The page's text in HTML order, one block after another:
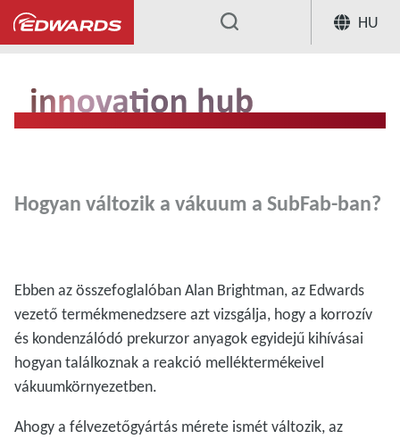
HU
...
Hogyan változik a vákuum a SubFab-ban?
Ebben az összefoglalóban Alan Brightman, az Edwards
vezető termékmenedzsere azt vizsgálja, hogy a korrozív
és kondenzálódó prekurzor anyagok egyidejű kihívásai
hogyan találkoznak a reakció melléktermékeivel
vákuumkörnyezetben.
Ahogy a félvezetőgyártás mérete ismét változik, az